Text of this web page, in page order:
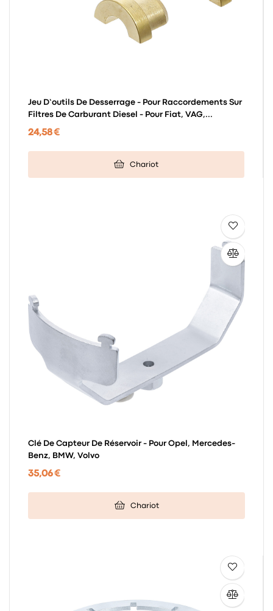
Jeu D’outils De Desserrage - Pour Raccordements Sur
Filtres De Carburant Diesel - Pour Fiat, VAG,...
24,58 €
Chariot
Clé De Capteur De Réservoir - Pour Opel, Mercedes-
Benz, BMW, Volvo
35,06 €
Chariot